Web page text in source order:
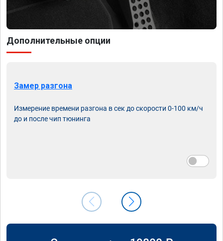
Дополнительные опции
Замер разгона
Измерение времени разгона в сек до скорости 0-100 км/ч
до и после чип тюнинга